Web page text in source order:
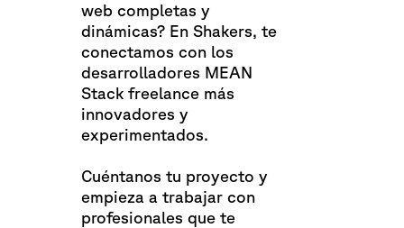
web completas y
dinámicas? En Shakers, te
conectamos con los
desarrolladores MEAN
Stack freelance más
innovadores y
experimentados.
Cuéntanos tu proyecto y
empieza a trabajar con
profesionales que te